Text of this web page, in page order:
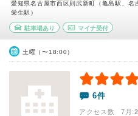
愛知県名古屋市西区則武新町（亀島駅、名
栄生駅）
駐車場あり マイナ受付
土曜（〜18:00）
6件
アクセス数 7月: